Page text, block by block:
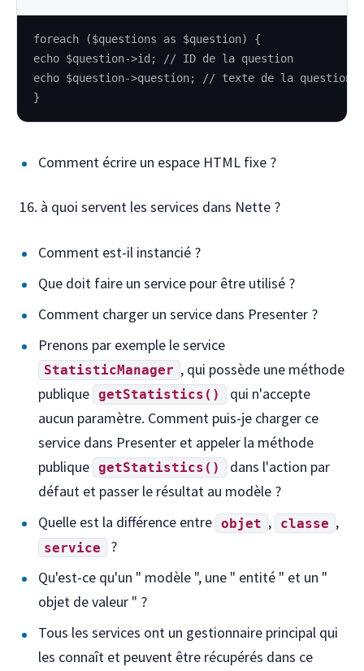
foreach ($questions as $question) {
echo $question->id; // ID de la question
echo $question->question; // texte de la question
}
Comment écrire un espace HTML fixe ?
à quoi servent les services dans Nette ?
Comment est-il instancié ?
Que doit faire un service pour être utilisé ?
Comment charger un service dans Presenter ?
Prenons par exemple le service
StatisticManager , qui possède une méthode
publique
getStatistics()
qui n'accepte
aucun paramètre. Comment puis-je charger ce
service dans Presenter et appeler la méthode
publique
getStatistics()
dans l'action par
défaut et passer le résultat au modèle ?
Quelle est la différence entre
objet , classe ,
service
?
Qu'est-ce qu'un " modèle ", une " entité " et un "
objet de valeur " ?
Tous les services ont un gestionnaire principal qui
les connaît et peuvent être récupérés dans ce